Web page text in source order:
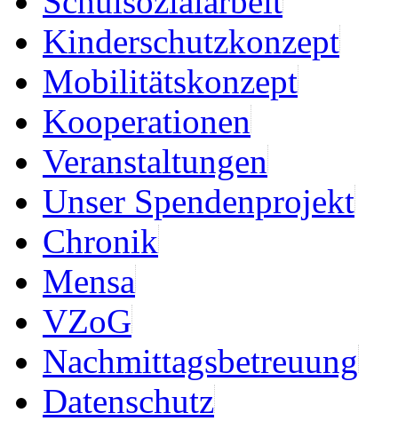
Kinderschutzkonzept
Mobilitätskonzept
Kooperationen
Veranstaltungen
Unser Spendenprojekt
Chronik
Mensa
VZoG
Nachmittagsbetreuung
Datenschutz